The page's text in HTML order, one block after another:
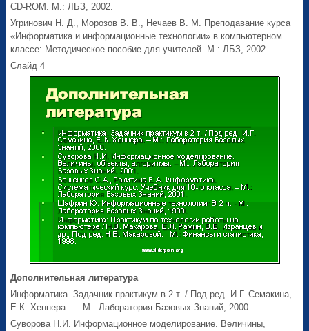
CD-ROM. М.: ЛБЗ, 2002.
Угринович Н. Д., Морозов В. В., Нечаев В. М. Преподавание курса
«Информатика и информационные технологии» в компьютерном
классе: Методическое пособие для учителей. М.: ЛБЗ, 2002.
Слайд 4
Дополнительная литература
Информатика. Задачник-практикум в 2 т. / Под ред. И.Г. Семакина,
Е.К. Хеннера. — М.: Лаборатория Базовых Знаний, 2000.
Суворова Н.И. Информационное моделирование. Величины,